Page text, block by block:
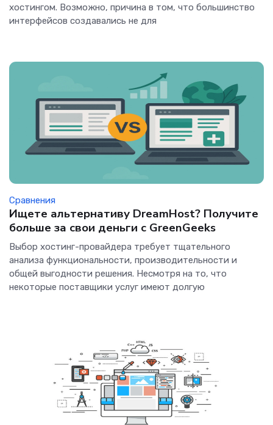
хостингом. Возможно, причина в том, что большинство
интерфейсов создавались не для
Сравнения
Ищете альтернативу DreamHost? Получите
больше за свои деньги с GreenGeeks
Выбор хостинг-провайдера требует тщательного
анализа функциональности, производительности и
общей выгодности решения. Несмотря на то, что
некоторые поставщики услуг имеют долгую